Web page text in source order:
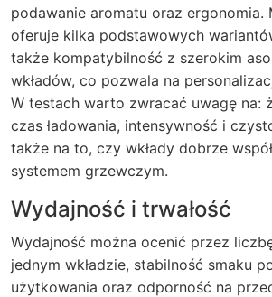
podawanie aromatu oraz
oferuje kilka podstawowych
także kompatybilność z szerokim
wkładów, co pozwala na
W testach warto zwracać uwagę na:
czas ładowania, intensywność i
także na to, czy wkłady dobrze
systemem grzewczym.
Wydajność i trwałość
Wydajność można ocenić przez
jednym wkładzie, stabilność smaku
użytkowania oraz odporność na